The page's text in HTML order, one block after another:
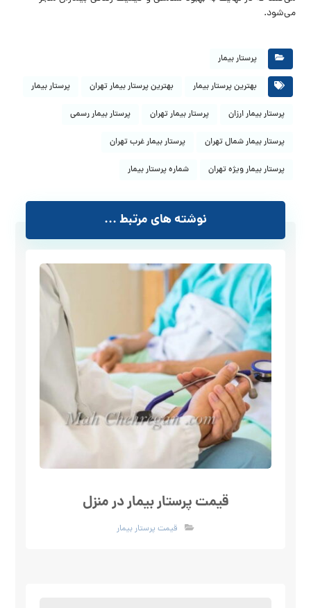
می‌شود.
پرستار بیمار
بهترین پرستار بیمار بهترین پرستار بیمار تهران پرستار بیمار
پرستار بیمار ارزان پرستار بیمار تهران پرستار بیمار رسمی
پرستار بیمار شمال تهران پرستار بیمار غرب تهران
پرستار بیمار ویژه تهران شماره پرستار بیمار
نوشته های مرتبط ...
قیمت پرستار بیمار در منزل
قیمت پرستار بیمار